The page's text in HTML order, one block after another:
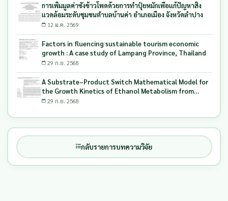
การเพิ่มมูลค่าซังข้าวโพดด้วยการทำปุ๋ยหมักเพื่อแก้ปัญหาสิ่ง
แวดล้อมระดับชุมชนตำบลบ้านค่า อำเภอเมือง จังหวัดลำปาง
12 ม.ค. 2569
Factors in fluencing sustainable tourism economic
growth : A case study of Lampang Province, Thailand
29 ก.ย. 2568
A Substrate–Product Switch Mathematical Model for
the Growth Kinetics of Ethanol Metabolism from
Longan Solid Waste Using Candida tropicalis
29 ก.ย. 2568
กลับรายการบทความวิจัย